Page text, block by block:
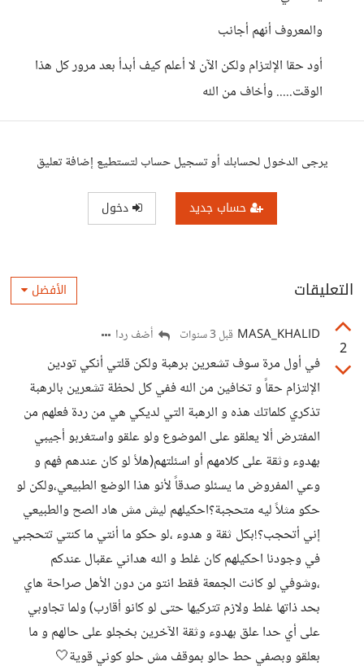
والمعروف أنهم أجانب
أود حقا الإلتزام ولكن الآن لا أعلم كيف أبدأ بعد مرور كل هذا
الوقت..... وأخاف من الله
يرجى الدخول لحسابك أو تسجيل حساب لتستطيع إضافة تعليق
حساب جديد دخول
التعليقات الأفضل
2
MASA_KHALID قبل 3 سنوات أضف ردا
في أول مرة سوف تشعرين برهبة ولكن قلتي أنكي تودين
الإلتزام حقاً و تخافين من الله ففي كل لحظة تشعرين بالرهبة
تذكري كلماتك هذه و الرهبة التي لديكي هي من ردة فعلهم من
المفترض ألا يعلقو على الموضوع ولو علقو واستغربو أجيبي
بهدوء وثقة على كلامهم أو اسئلتهم(هلأ لو كان عندهم فهم و
وعي المفروض ما يسئلو صدقاً لأنو هذا الوضع الطبيعي،ولكن لو
حكو مثلاً ليه متحجبة؟احكيلهم ليش مش هاد الصح والطبيعي
إني أتحجب؟!بكل ثقة و هدوء ،لو حكو ما أنتي ما كنتي تتحجبي
في وجودنا احكيلهم كان غلط و الله هداني عقبال عندكم
،وشوفي لو كانت الجمعة فقط انتو من دون الأهل صراحة هاي
بحد ذاتها غلط ولازم تتركيها حتى لو كانو أقارب) ولما تجاوبي
على أي حدا علق بهدوء وثقة الآخرين بخجلو على حالهم و ما
بعلقو وبصفي حط حالو بموقف مش حلو كوني قوية🤍